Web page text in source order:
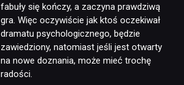
fabuły się kończy, a zaczyna prawdziwą
gra. Więc oczywiście jak ktoś oczekiwał
dramatu psychologicznego, będzie
zawiedziony, natomiast jeśli jest otwarty
na nowe doznania, może mieć trochę
radości.